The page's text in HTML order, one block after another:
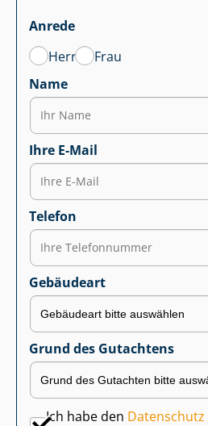
Anrede
Herr
Frau
Name
Ihre E-Mail
Telefon
Gebäudeart
Grund des Gutachtens
Ich habe den Datenschutz